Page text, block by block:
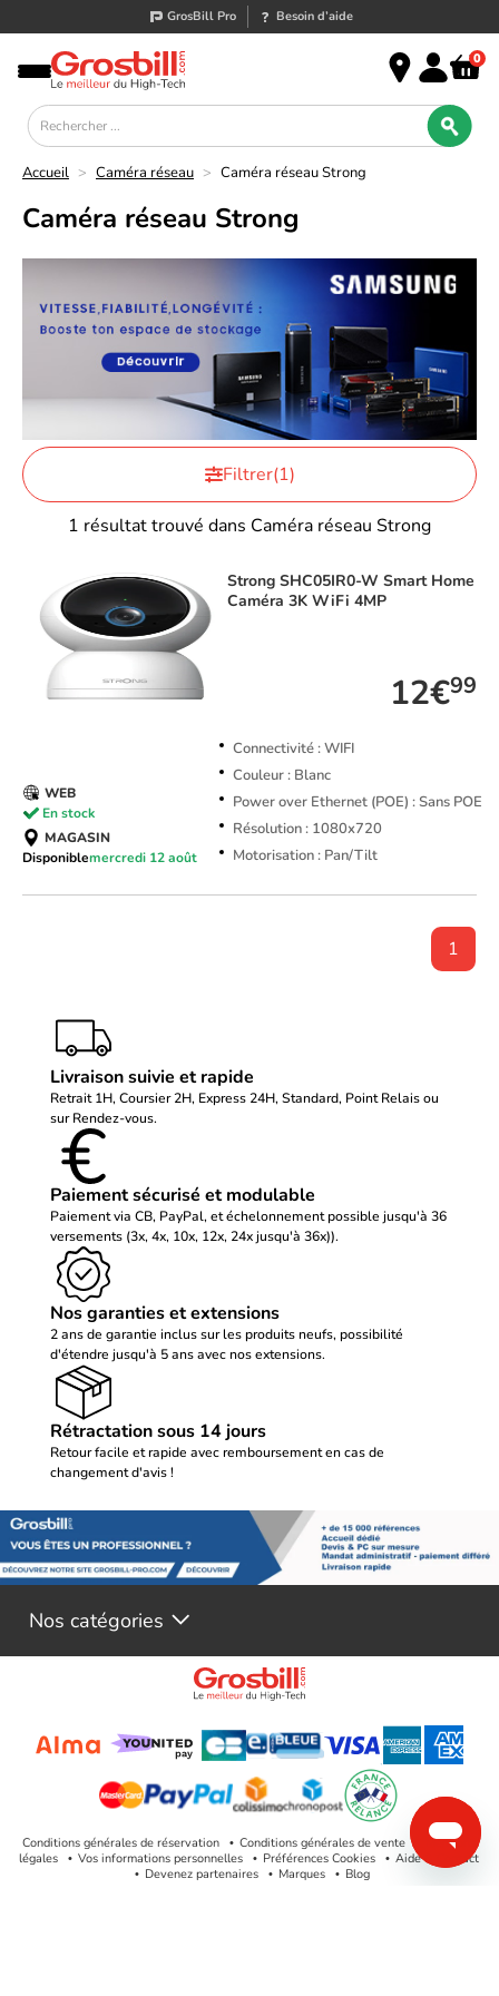
GrosBill Pro Besoin d’aide
0
Accueil > Caméra réseau > Caméra réseau Strong
Caméra réseau Strong
1 résultat trouvé dans Caméra réseau Strong
Filtrer(1)
Strong SHC05IR0-W Smart Home
Caméra 3K WiFi 4MP
12€99
Connectivité : WIFI
Couleur : Blanc
Power over Ethernet (POE) : Sans POE
Résolution : 1080x720
Motorisation : Pan/Tilt
WEB
En stock
MAGASIN
Disponiblemercredi 12 août
1
Livraison suivie et rapide
Retrait 1H, Coursier 2H, Express 24H, Standard, Point Relais ou
sur Rendez-vous.
Paiement sécurisé et modulable
Paiement via CB, PayPal, et échelonnement possible jusqu'à 36
versements (3x, 4x, 10x, 12x, 24x jusqu'à 36x)).
Nos garanties et extensions
2 ans de garantie inclus sur les produits neufs, possibilité
d'étendre jusqu'à 5 ans avec nos extensions.
Rétractation sous 14 jours
Retour facile et rapide avec remboursement en cas de
changement d'avis !
Nos catégories
Conditions générales de réservation Conditions générales de vente
Mentions
légales
Vos informations personnelles Préférences Cookies
Aide & Contact
Devenez partenaires
Marques Blog